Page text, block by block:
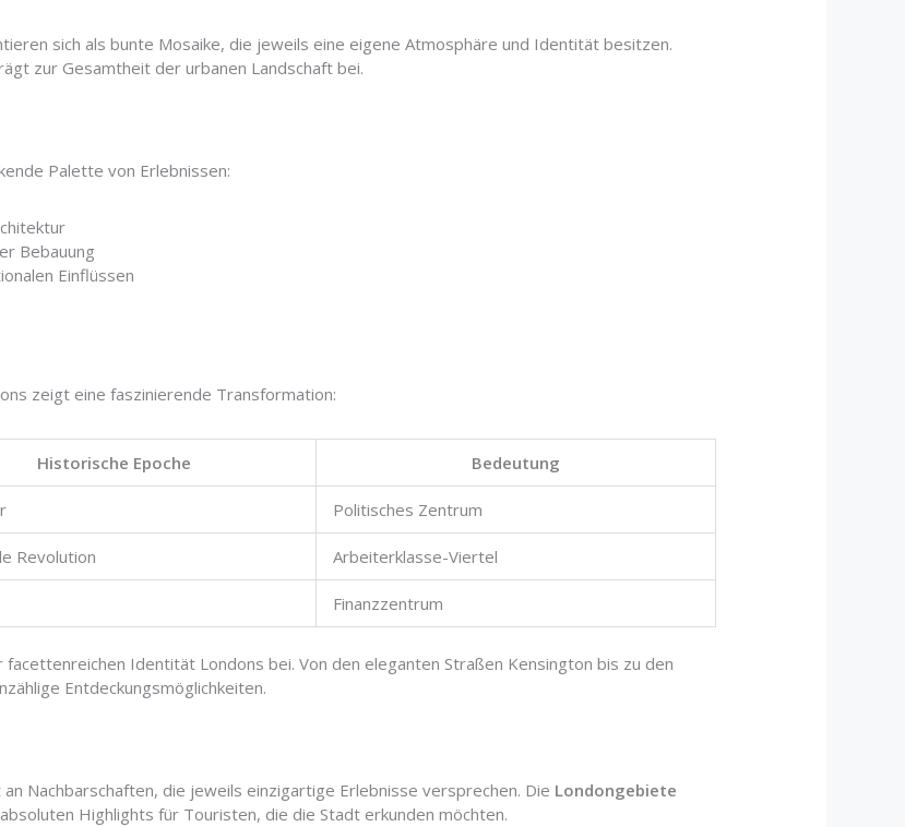
sich als bunte Mosaike, die jeweils eine eigene Atmosphäre und Identität besitzen.
zur Gesamtheit der urbanen Landschaft bei.
Palette von Erlebnissen:
Bebauung
Einflüssen
zeigt eine faszinierende Transformation:
Historische Epoche Bedeutung
Politisches Zentrum
Revolution Arbeiterklasse-Viertel
Finanzzentrum
Identität Londons bei. Von den eleganten Straßen Kensington bis zu den
Entdeckungsmöglichkeiten.
Nachbarschaften, die jeweils einzigartige Erlebnisse versprechen. Die Londongebiete
Highlights für Touristen, die die Stadt erkunden möchten.